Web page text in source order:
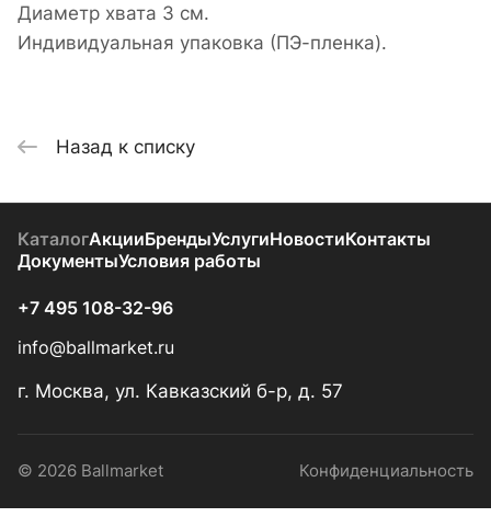
Диаметр хвата 3 см.
Индивидуальная упаковка (ПЭ-пленка).
Назад к списку
КаталогАкцииБрендыУслугиНовостиКонтакты
ДокументыУсловия работы
+7 495 108-32-96
info@ballmarket.ru
г. Москва, ул. Кавказский б-р, д. 57
© 2026 Ballmarket Конфиденциальность